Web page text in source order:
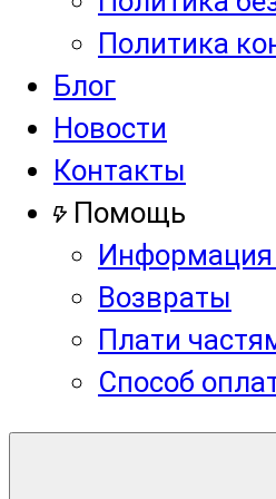
Политика
Блог
Новости
Контакты
Помощь
Информация
Возвраты
Плати
Способ